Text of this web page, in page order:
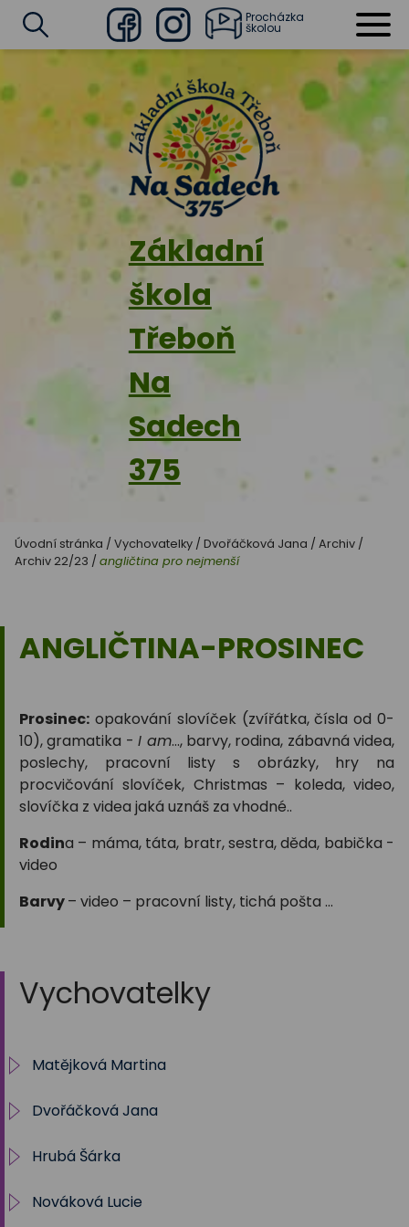
Základní
škola
Třeboň
Na
Sadech
375
FacebookInstagram
Procházka
školou
Úvodní stránka / Vychovatelky / Dvořáčková Jana / Archiv /
Archiv 22/23 / angličtina pro nejmenší
ANGLIČTINA-PROSINEC
Prosinec: opakování slovíček (zvířátka, čísla od 0-
10), gramatika -I am…, barvy, rodina, zábavná videa,
poslechy, pracovní listy s obrázky, hry na
procvičování slovíček, Christmas – koleda, video,
slovíčka z videa jaká uznáš za vhodné..
Rodina – máma, táta, bratr, sestra, děda, babička -
video
Barvy– video – pracovní listy, tichá pošta …
Vychovatelky
Matějková Martina
IV. oddělení ŠD
Dvořáčková Jana
Archiv
5.oddělení
Hrubá Šárka
shruba@zstrebon.cz
Nováková Lucie